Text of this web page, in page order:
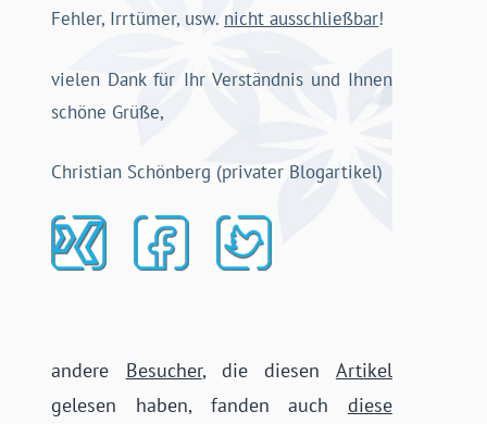
Fehler, Irrtümer, usw. nicht ausschließbar!
vielen Dank für Ihr Verständnis und Ihnen
schöne Grüße,
Christian Schönberg (privater Blogartikel)
andere Besucher, die diesen Artikel
gelesen haben, fanden auch diese